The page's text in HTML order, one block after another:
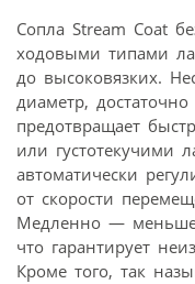
Сопла Stream Coat
ходовыми типами
до высоковязких.
диаметр,
предотвращает
или густотекучими
автоматически
от скорости
Медленно —
что гарантирует
Кроме того, так